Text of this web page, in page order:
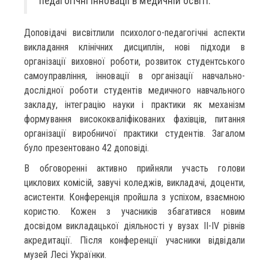
Доповідачі висвітлили психолого-педагогічні аспекти
викладання клінічних дисциплін, нові підходи в
організації виховної роботи, розвиток студентського
самоуправління, інновації в організації навчально-
дослідної роботи студентів медичного навчального
закладу, інтеграцію науки і практики як механізм
формування висококваліфікованих фахівців, питання
організації виробничої практики студентів. Загалом
було презентовано 42 доповіді.
В обговоренні активно прийняли участь голови
циклових комісій, завучі коледжів, викладачі, доценти,
асистенти. Конференція пройшла з успіхом, взаємною
користю. Кожен з учасників збагатився новим
досвідом викладацької діяльності у вузах ІІ-ІV рівнів
акредитації. Після конференції учасники відвідали
музей Лесі Українки.